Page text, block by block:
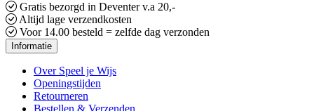
Gratis bezorgd in Deventer v.a 20,-
Altijd lage verzendkosten
Voor 14.00 besteld = zelfde dag verzonden
Informatie
Over Speel je Wijs
Openingstijden
Retourneren
Bestellen & Verzenden